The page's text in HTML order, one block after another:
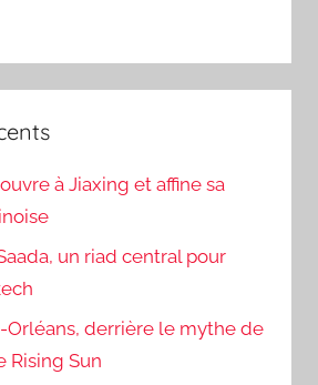
à Jiaxing et affine sa
un riad central pour
Orléans, derrière le mythe de
Rising Sun